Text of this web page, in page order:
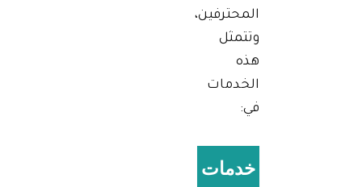
المحترفين،
وتتمثل
هذه
الخدمات
في:
خدمات